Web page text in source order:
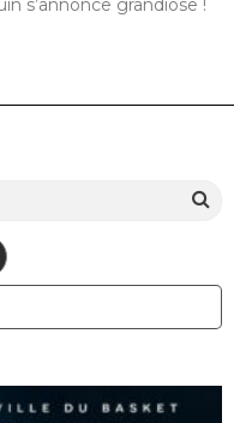
s’annonce grandiose !